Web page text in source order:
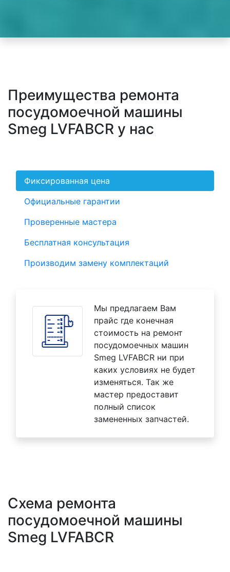
Преимущества ремонта
посудомоечной машины
Smeg LVFABCR у нас
Фиксированная цена
Официальные гарантии
Проверенные мастера
Бесплатная консультация
Производим замену комплектаций
Мы предлагаем Вам
прайс где конечная
стоимость на ремонт
посудомоечных машин
Smeg LVFABCR ни при
каких условиях не будет
изменяться. Так же
мастер предоставит
полный список
замененных запчастей.
Схема ремонта
посудомоечной машины
Smeg LVFABCR